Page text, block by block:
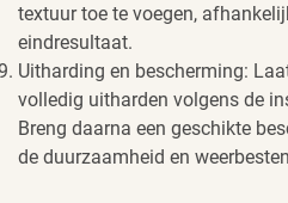
textuur toe te voegen,
eindresultaat.
Uitharding en bescherming:
volledig uitharden volgens de
Breng daarna een geschikte
de duurzaamheid en